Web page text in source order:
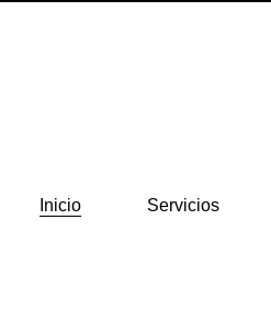
Inicio Servicios